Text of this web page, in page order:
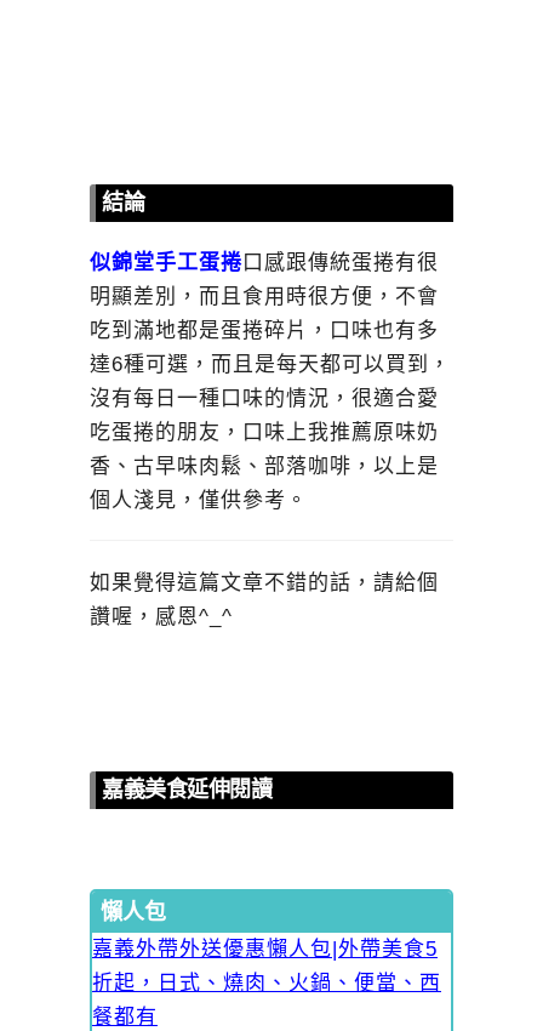
結論
似錦堂手工蛋捲口感跟傳統蛋捲有很
明顯差別，而且食用時很方便，不會
吃到滿地都是蛋捲碎片，口味也有多
達6種可選，而且是每天都可以買到，
沒有每日一種口味的情況，很適合愛
吃蛋捲的朋友，口味上我推薦原味奶
香、古早味肉鬆、部落咖啡，以上是
個人淺見，僅供參考。
如果覺得這篇文章不錯的話，請給個
讚喔，感恩^_^
嘉義美食延伸閱讀
懶人包
嘉義外帶外送優惠懶人包|外帶美食5
折起，日式、燒肉、火鍋、便當、西
餐都有